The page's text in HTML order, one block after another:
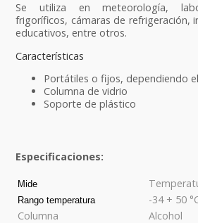
Se utiliza en meteorología,
frigoríficos, cámaras de refrigeración,
educativos, entre otros.
Características
Portátiles o fijos, dependiendo
Columna de vidrio
Soporte de plástico
Especificaciones:
Mide
Rango temperatura
-34 + 50
Columna
Alcohol